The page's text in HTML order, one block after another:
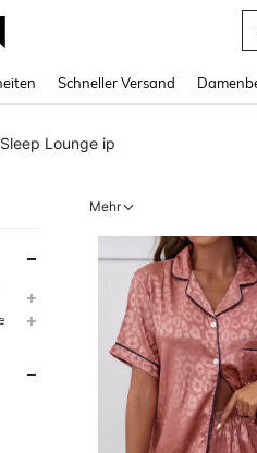
Schneller Versand
Lounge ip
Mehr